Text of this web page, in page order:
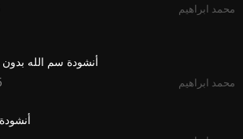
محمد ابراهيم
أنشودة سم الله
محمد ابراهيم